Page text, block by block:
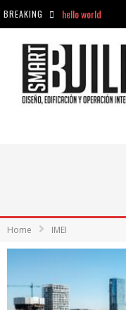
BREAKING
hello world
hello world
Home IMEI